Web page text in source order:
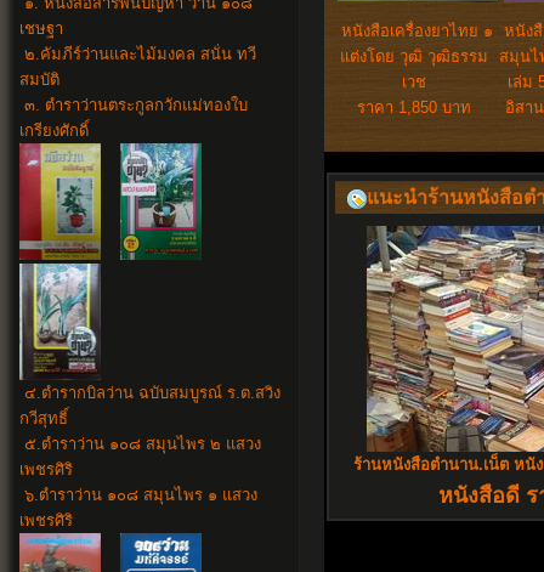
เชษฐา
๒.คัมภีร์ว่านและไม้มงคล สนั่น ทวี
สมบัติ
๓. ตำราว่านตระกูลกวักแม่ทองใบ
เกรียงศักดิ์
๔.ตำรากบิลว่าน ฉบับสมบูรณ์ ร.ต.สวิง
กวีสุทธิ์
๕.ตำราว่าน ๑๐๘ สมุนไพร ๒ แสวง
เพชรศิริ
๖.ตำราว่าน ๑๐๘ สมุนไพร ๑ แสวง
เพชรศิริ
หนังสือเครื่องยาไทย ๑
แต่งโดย วุฒิ วุฒิธรรม
เวช
ราคา 1,850 บาท
หนัง
สมุนไ
เล่ม
อิสา
แนะนำร้านหนังสือ
ร้านหนังสือตำนาน.เน็ต หนั
หนังสือดี ร